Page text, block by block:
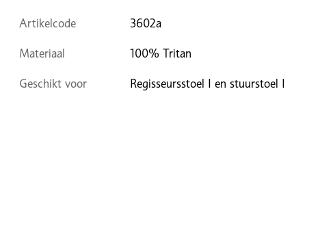
Artikelcode 3602a
Materiaal 100% Tritan
Geschikt voor Regisseursstoel I en stuurstoel I